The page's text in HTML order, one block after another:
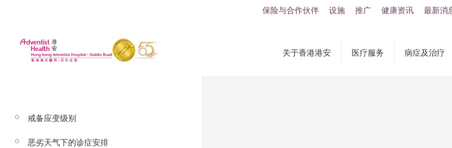
关于香港港安 医疗服务 病症及治疗
保险与合作伙伴 设施 推广 健康资讯 最新消
戒备应变级别
恶劣天气下的诊症安排